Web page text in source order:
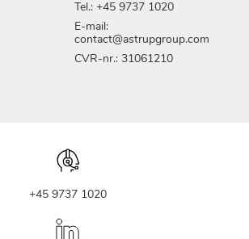
Tel.: +45 9737 1020
E-mail:
contact@astrupgroup.com
CVR-nr.: 31061210
+45 9737 1020